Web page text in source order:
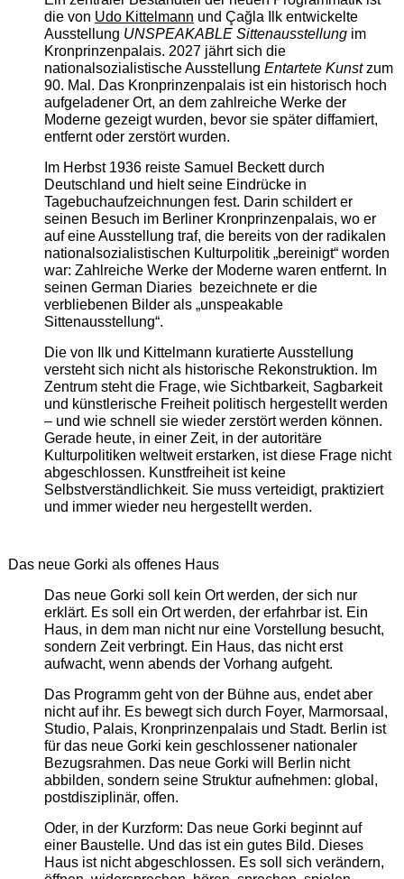
die von Udo Kittelmann und Çağla Ilk entwickelte
Ausstellung UNSPEAKABLE Sittenausstellungim
Kronprinzenpalais. 2027 jährt sich die
nationalsozialistische Ausstellung Entartete Kunstzum
90. Mal. Das Kronprinzenpalais ist ein historisch hoch
aufgeladener Ort, an dem zahlreiche Werke der
Moderne gezeigt wurden, bevor sie später diffamiert,
entfernt oder zerstört wurden.
Im Herbst 1936 reiste Samuel Beckett durch
Deutschland und hielt seine Eindrücke in
Tagebuchaufzeichnungen fest. Darin schildert er
seinen Besuch im Berliner Kronprinzenpalais, wo er
auf eine Ausstellung traf, die bereits von der radikalen
nationalsozialistischen Kulturpolitik „bereinigt“ worden
war: Zahlreiche Werke der Moderne waren entfernt. In
seinen German Diaries bezeichnete er die
verbliebenen Bilder als „unspeakable
Sittenausstellung“.
Die von Ilk und Kittelmann kuratierte Ausstellung
versteht sich nicht als historische Rekonstruktion. Im
Zentrum steht die Frage, wie Sichtbarkeit, Sagbarkeit
und künstlerische Freiheit politisch hergestellt werden
– und wie schnell sie wieder zerstört werden können.
Gerade heute, in einer Zeit, in der autoritäre
Kulturpolitiken weltweit erstarken, ist diese Frage nicht
abgeschlossen. Kunstfreiheit ist keine
Selbstverständlichkeit. Sie muss verteidigt, praktiziert
und immer wieder neu hergestellt werden.
Das neue Gorki als offenes Haus
Das neue Gorki soll kein Ort werden, der sich nur
erklärt. Es soll ein Ort werden, der erfahrbar ist. Ein
Haus, in dem man nicht nur eine Vorstellung besucht,
sondern Zeit verbringt. Ein Haus, das nicht erst
aufwacht, wenn abends der Vorhang aufgeht.
Das Programm geht von der Bühne aus, endet aber
nicht auf ihr. Es bewegt sich durch Foyer, Marmorsaal,
Studio, Palais, Kronprinzenpalais und Stadt. Berlin ist
für das neue Gorki kein geschlossener nationaler
Bezugsrahmen. Das neue Gorki will Berlin nicht
abbilden, sondern seine Struktur aufnehmen: global,
postdisziplinär, offen.
Oder, in der Kurzform: Das neue Gorki beginnt auf
einer Baustelle. Und das ist ein gutes Bild. Dieses
Haus ist nicht abgeschlossen. Es soll sich verändern,